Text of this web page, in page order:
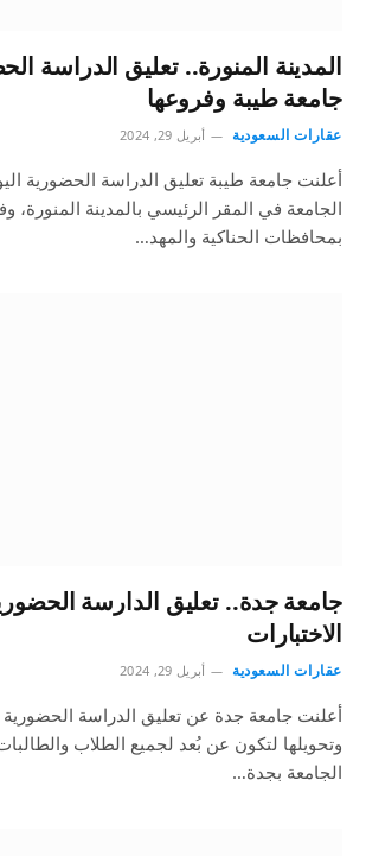
المدينة المنورة.. تعليق الدراسة
جامعة طيبة وفروعها
عقارات السعودية أبريل 29, 2024
أعلنت جامعة طيبة تعليق الدراسة الحضورية
الجامعة في المقر الرئيسي بالمدينة المنورة،
بمحافظات الحناكية والمهد…
جامعة جدة.. تعليق الدارسة
الاختبارات
عقارات السعودية أبريل 29, 2024
أعلنت جامعة جدة عن تعليق الدراسة الحضورية
وتحويلها لتكون عن بُعد لجميع الطلاب
الجامعة بجدة…